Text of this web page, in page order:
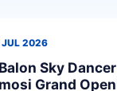
2026
Sky
Grand